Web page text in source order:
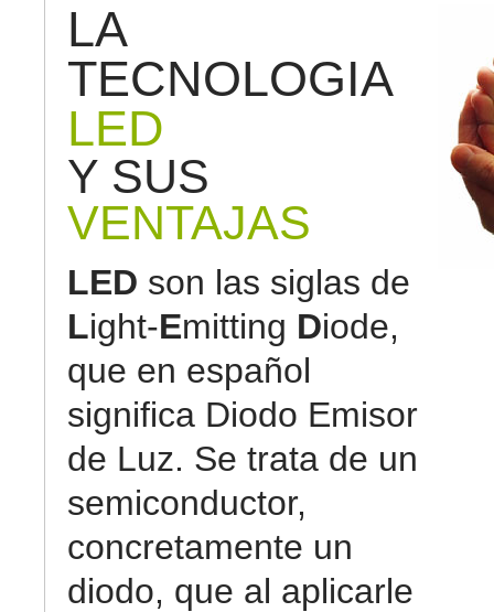
LA
TECNOLOGIA
LED
Y SUS
VENTAJAS
LED son las siglas de
Light-Emitting Diode,
que en español
significa Diodo Emisor
de Luz. Se trata de un
semiconductor,
concretamente un
diodo, que al aplicarle